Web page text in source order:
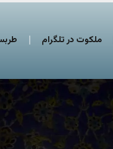
ملکوت در تلگرام